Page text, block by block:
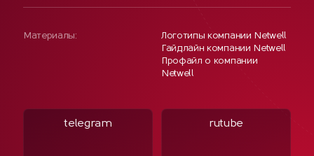
Материалы:
Логотипы компании Netwell
Гайдлайн компании Netwell
Профайл о компании
Netwell
telegram rutube